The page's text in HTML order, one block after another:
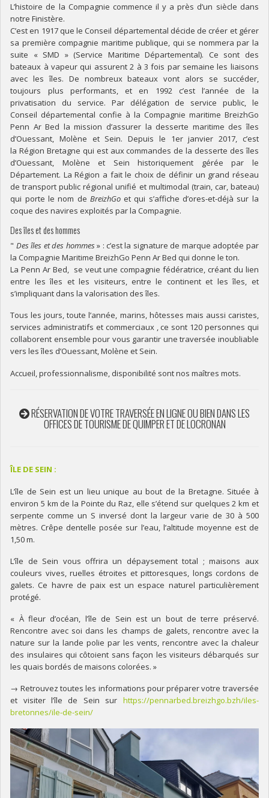
L’histoire de la Compagnie commence il y a près d’un siècle dans
notre Finistère.
C’est en 1917 que le Conseil départemental décide de créer et gérer
sa première compagnie maritime publique, qui se nommera par la
suite « SMD » (Service Maritime Départemental). Ce sont des
bateaux à vapeur qui assurent 2 à 3 fois par semaine les liaisons
avec les îles. De nombreux bateaux vont alors se succéder,
toujours plus performants, et en 1992 c’est l’année de la
privatisation du service. Par délégation de service public, le
Conseil départemental confie à la Compagnie maritime BreizhGo
Penn Ar Bed la mission d’assurer la desserte maritime des îles
d’Ouessant, Molène et Sein. Depuis le 1er janvier 2017, c’est
la Région Bretagne qui est aux commandes de la desserte des îles
d’Ouessant, Molène et Sein historiquement gérée par le
Département. La Région a fait le choix de définir un grand réseau
de transport public régional unifié et multimodal (train, car, bateau)
qui porte le nom de BreizhGoet qui s’affiche d’ores-et-déjà sur la
coque des navires exploités par la Compagnie.
Des îles et des hommes
" Des îles et des hommes» : c’est la signature de marque adoptée par
la Compagnie Maritime BreizhGo Penn Ar Bed qui donne le ton.
La Penn Ar Bed, se veut une compagnie fédératrice, créant du lien
entre les îles et les visiteurs, entre le continent et les îles, et
s’impliquant dans la valorisation des îles.
Tous les jours, toute l’année, marins, hôtesses mais aussi caristes,
services administratifs et commerciaux , ce sont 120 personnes qui
collaborent ensemble pour vous garantir une traversée inoubliable
vers les îles d’Ouessant, Molène et Sein.
Accueil, professionnalisme, disponibilité sont nos maîtres mots.
RÉSERVATION DE VOTRE TRAVERSÉE EN LIGNE OU BIEN DANS LES
OFFICES DE TOURISME DE QUIMPER ET DE LOCRONAN
ÎLE DE SEIN :
L’île de Sein est un lieu unique au bout de la Bretagne. Située à
environ 5 km de la Pointe du Raz, elle s’étend sur quelques 2 km et
serpente comme un S inversé dont la largeur varie de 30 à 500
mètres. Crêpe dentelle posée sur l’eau, l’altitude moyenne est de
1,50 m.
L’île de Sein vous offrira un dépaysement total ; maisons aux
couleurs vives, ruelles étroites et pittoresques, longs cordons de
galets. Ce havre de paix est un espace naturel particulièrement
protégé.
« À fleur d’océan, l’île de Sein est un bout de terre préservé.
Rencontre avec soi dans les champs de galets, rencontre avec la
nature sur la lande polie par les vents, rencontre avec la chaleur
des insulaires qui côtoient sans façon les visiteurs débarqués sur
les quais bordés de maisons colorées. »
→ Retrouvez toutes les informations pour préparer votre traversée
et visiter l’île de Sein sur https://pennarbed.breizhgo.bzh/iles-
bretonnes/ile-de-sein/